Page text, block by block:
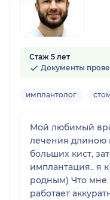
Стаж 5 лет
Документы
имплантолог
Мой любимый
лечения длиною
больших кист,
имплантация.. я
родным) Что мне
работает